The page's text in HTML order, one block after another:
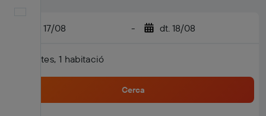
dl. 17/08 - dt. 18/08
2 hostes, 1 habitació
Cerca